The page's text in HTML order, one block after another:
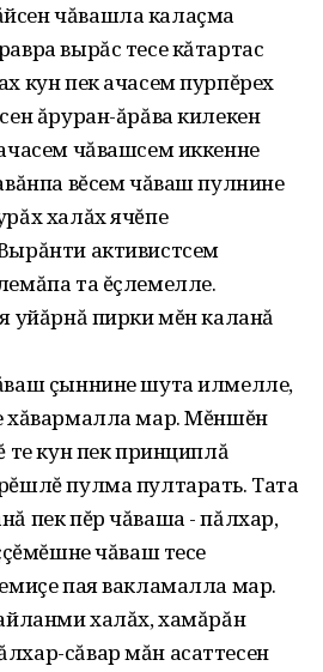
чăвашла калаçма
вырăс тесе кăтартас
кун пек ачасем пурпĕрех
ăруран-ăрăва килекен
чăвашсем иккенне
вĕсем чăваш пулнине
халăх ячĕпе
активистсем
та ĕçлемелле.
уйăрнă пирки мĕн каланă
çыннине шута илмелле,
хăвармалла мар. Мĕншĕн
те кун пек принциплă
пулма пултарать. Тата
пек пĕр чăваша - пăлхар,
чăваш тесе
пая вакламалла мар.
халăх, хамăрăн
сăвар мăн асаттесен